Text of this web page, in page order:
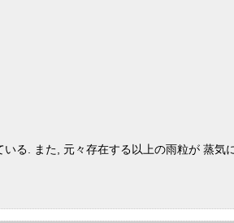
る. また, 元々存在する以上の雨粒が 蒸